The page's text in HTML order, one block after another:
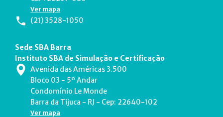
Ver mapa
(21) 3528-1050
Sede SBA Barra
Instituto SBA de Simulação e Certificação
Avenida das Américas 3.500
Bloco 03 - 5º Andar
Condomínio Le Monde
Barra da Tijuca - RJ - Cep: 22640-102
Ver mapa